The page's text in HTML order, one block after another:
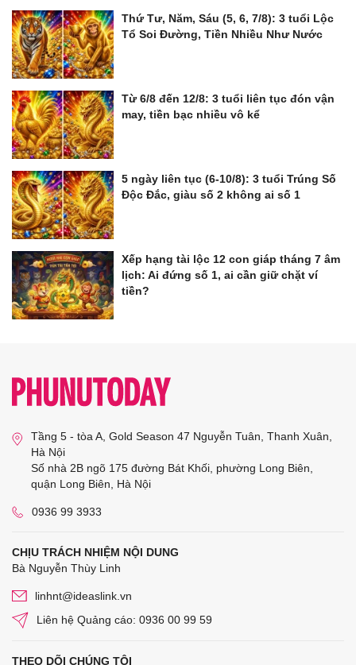
Thứ Tư, Năm, Sáu (5, 6, 7/8): 3 tuổi Lộc
Tổ Soi Đường, Tiền Nhiều Như Nước
Từ 6/8 đến 12/8: 3 tuổi liên tục đón vận
may, tiền bạc nhiều vô kể
5 ngày liên tục (6-10/8): 3 tuổi Trúng Số
Độc Đắc, giàu số 2 không ai số 1
Xếp hạng tài lộc 12 con giáp tháng 7 âm
lịch: Ai đứng số 1, ai cần giữ chặt ví
tiền?
Tầng 5 - tòa A, Gold Season 47 Nguyễn Tuân, Thanh Xuân,
Hà Nội
Số nhà 2B ngõ 175 đường Bát Khối, phường Long Biên,
quận Long Biên, Hà Nội
0936 99 3933
CHỊU TRÁCH NHIỆM NỘI DUNG
Bà Nguyễn Thùy Linh
linhnt@ideaslink.vn
Liên hệ Quảng cáo: 0936 00 99 59
THEO DÕI CHÚNG TÔI